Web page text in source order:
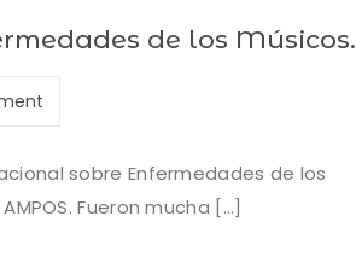
de los Músicos.
sobre Enfermedades de los
Fueron mucha [...]